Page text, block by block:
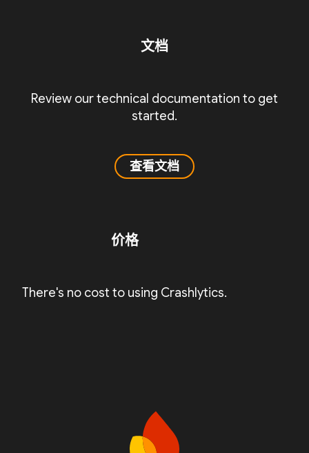
文档
Review our technical documentation to get
started.
查看文档
价格
There's no cost to using Crashlytics.